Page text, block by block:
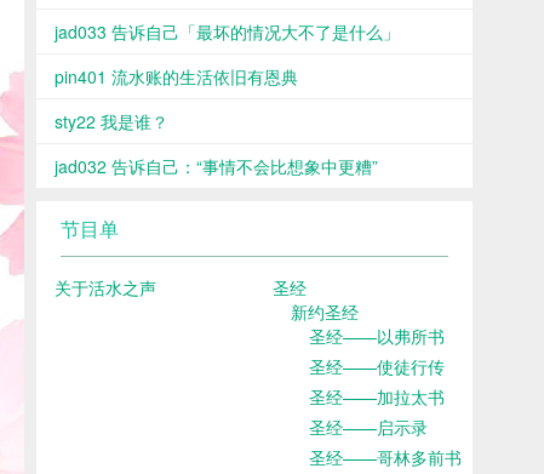
jad033 告诉自己「最坏的情况大不了是什么」
pin401 流水账的生活依旧有恩典
sty22 我是谁？
jad032 告诉自己：“事情不会比想象中更糟”
节目单
关于活水之声
圣经
新约圣经
圣经——以弗所书
圣经——使徒行传
圣经——加拉太书
圣经——启示录
圣经——哥林多前书